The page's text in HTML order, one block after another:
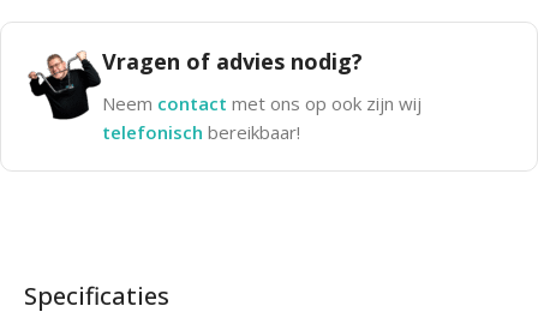
Vragen of advies nodig?
Neem contact met ons op ook zijn wij
telefonisch bereikbaar!
Specificaties